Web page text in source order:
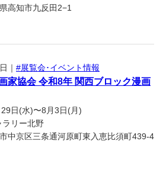
高知市九反田2−1
｜ #展覧会･イベント情報
家協会 令和8年 関西ブロック漫画
日(水)〜8月3日(月)
ラリー北野
中京区三条通河原町東入恵比須町439-4